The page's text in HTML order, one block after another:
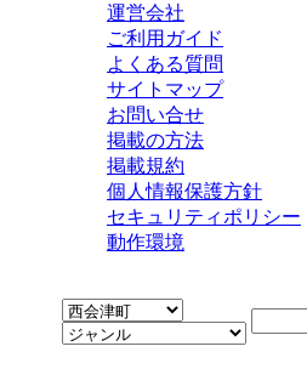
運営会社
ご利用ガイド
よくある質問
サイトマップ
お問い合せ
掲載の方法
掲載規約
個人情報保護方針
セキュリティポリシー
動作環境